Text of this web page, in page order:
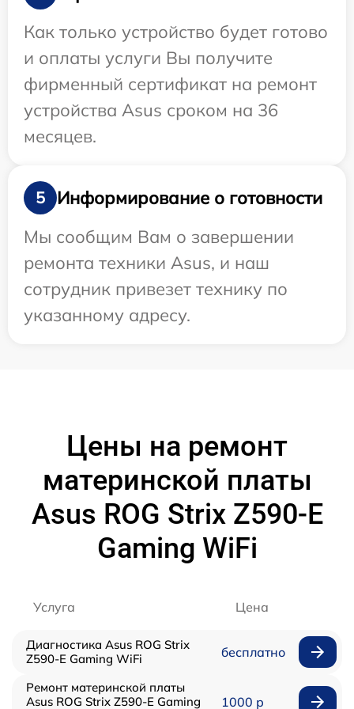
Как только устройство будет готово
и оплаты услуги Вы получите
фирменный сертификат на ремонт
устройства Asus сроком на 36
месяцев.
5
Информирование о готовности
Мы сообщим Вам о завершении
ремонта техники Asus, и наш
сотрудник привезет технику по
указанному адресу.
Цены на ремонт
материнской платы
Asus ROG Strix Z590-E
Gaming WiFi
Услуга Цена
Диагностика Asus ROG Strix
Z590-E Gaming WiFi
бесплатно
Ремонт материнской платы
Asus ROG Strix Z590-E Gaming
1000 р